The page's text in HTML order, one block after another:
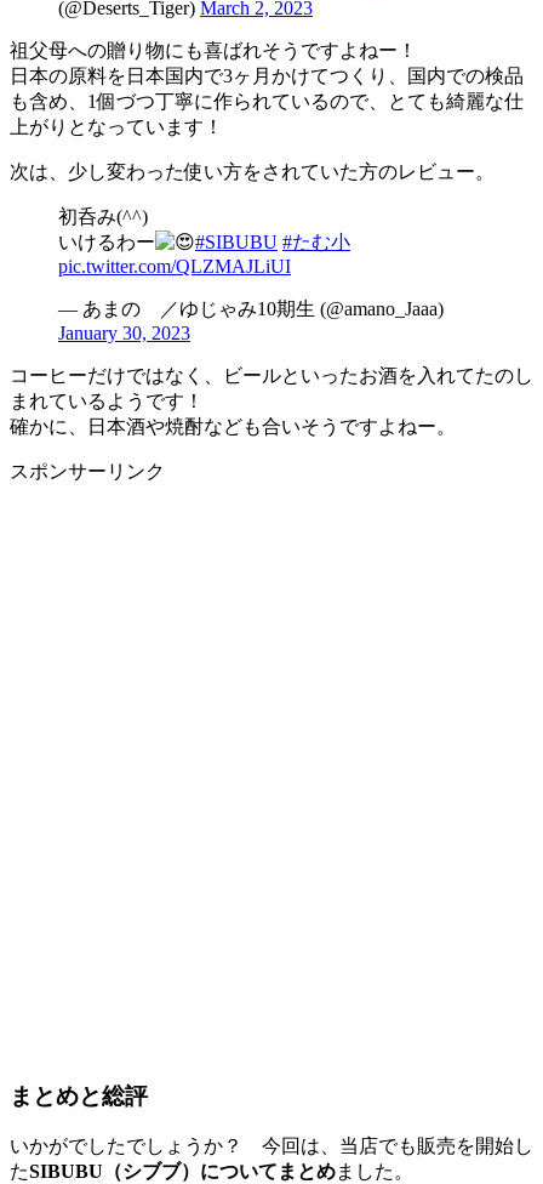
(@Deserts_Tiger) March 2, 2023
祖父母への贈り物にも喜ばれそうですよねー！
日本の原料を日本国内で3ヶ月かけてつくり、国内での検品
も含め、1個づつ丁寧に作られているので、とても綺麗な仕
上がりとなっています！
次は、少し変わった使い方をされていた方のレビュー。
初呑み(^^)
いけるわー
#SIBUBU #たむ小
pic.twitter.com/QLZMAJLiUI
— あまの ／ゆじゃみ10期生 (@amano_Jaaa)
January 30, 2023
コーヒーだけではなく、ビールといったお酒を入れてたのし
まれているようです！
確かに、日本酒や焼酎なども合いそうですよねー。
スポンサーリンク
まとめと総評
いかがでしたでしょうか？ 今回は、当店でも販売を開始し
たSIBUBU（シブブ）についてまとめました。